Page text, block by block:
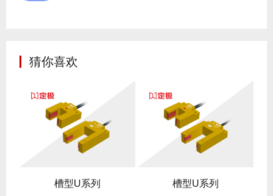
猜你喜欢
槽型U系列 槽型U系列